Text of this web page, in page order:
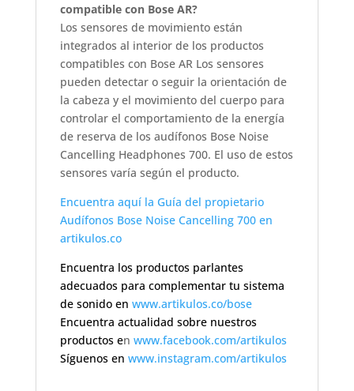
compatible con Bose AR?
Los sensores de movimiento están
integrados al interior de los productos
compatibles con Bose AR Los sensores
pueden detectar o seguir la orientación de
la cabeza y el movimiento del cuerpo para
controlar el comportamiento de la energía
de reserva de los audífonos Bose Noise
Cancelling Headphones 700. El uso de estos
sensores varía según el producto.
Encuentra aquí la Guía del propietario
Audífonos Bose Noise Cancelling 700 en
artikulos.co
Encuentra los productos parlantes
adecuados para complementar tu sistema
de sonido en www.artikulos.co/bose
Encuentra actualidad sobre nuestros
productos en www.facebook.com/artikulos
Síguenos en www.instagram.com/artikulos